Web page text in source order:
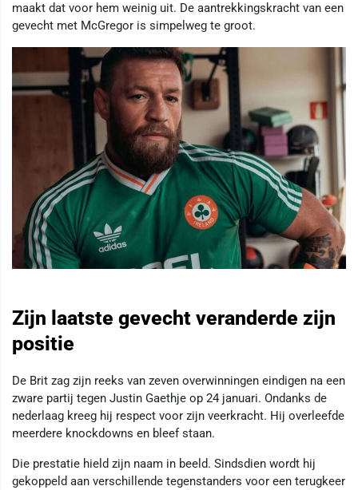
maakt dat voor hem weinig uit. De aantrekkingskracht van een
gevecht met McGregor is simpelweg te groot.
Zijn laatste gevecht veranderde zijn
positie
De Brit zag zijn reeks van zeven overwinningen eindigen na een
zware partij tegen Justin Gaethje op 24 januari. Ondanks de
nederlaag kreeg hij respect voor zijn veerkracht. Hij overleefde
meerdere knockdowns en bleef staan.
Die prestatie hield zijn naam in beeld. Sindsdien wordt hij
gekoppeld aan verschillende tegenstanders voor een terugkeer